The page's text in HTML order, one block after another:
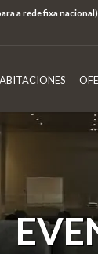
a rede fixa nacional)